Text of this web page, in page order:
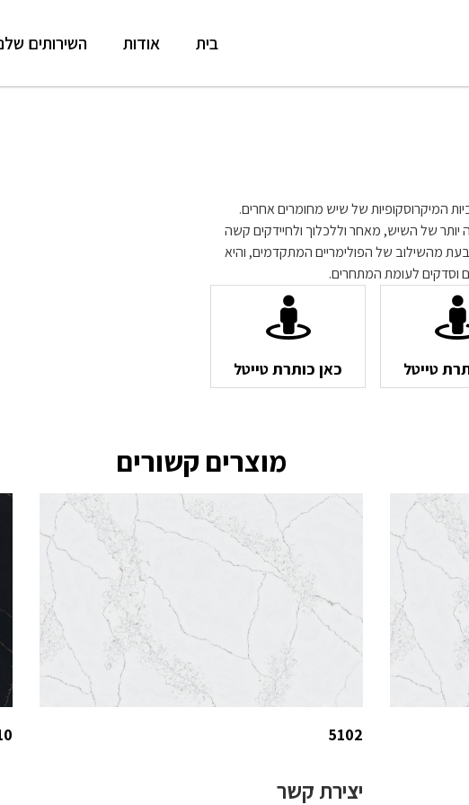
בית אודות השירותים
המיקרוסקופיות של שיש מחומרים אחרים.
של השיש, מאחר וללכלוך ולחיידקים קשה
מהשילוב של הפולימריים המתקדמים, והיא
וסדקים לעומת המתחרים.
טייטל כאן כותרת טייטל
מוצרים קשורים
5102
יצירת קשר